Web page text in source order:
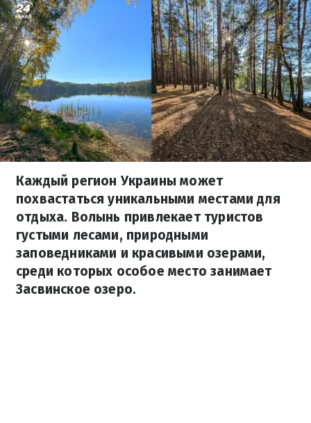
Каждый регион Украины может
похвастаться уникальными местами для
отдыха. Волынь привлекает туристов
густыми лесами, природными
заповедниками и красивыми озерами,
среди которых особое место занимает
Засвинское озеро.